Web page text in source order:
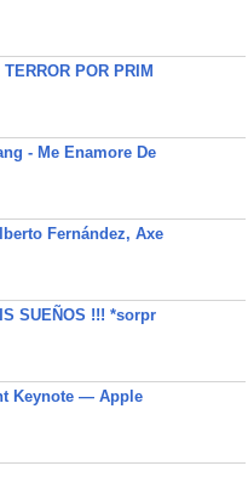
POR PRIM
- Me Enamore De
Fernández, Axe
SUEÑOS !!! *sorpr
Keynote — Apple